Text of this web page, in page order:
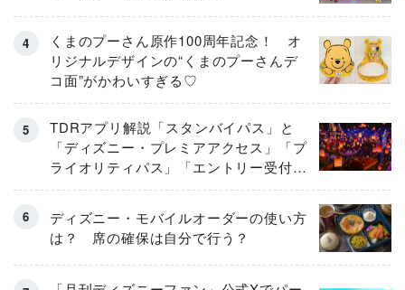
くまのプーさん原作100周年記念！ オ
リジナルデザインの“くまのプーさんデ
コ面”がかわいすぎる♡
TDRアプリ解説「スタンバイパス」と
「ディズニー・プレミアアクセス」「プ
ライオリティパス」「エントリー受付」
とは
ディズニー・モバイルオーダーの使い方
は？ 席の確保は自分で行う？